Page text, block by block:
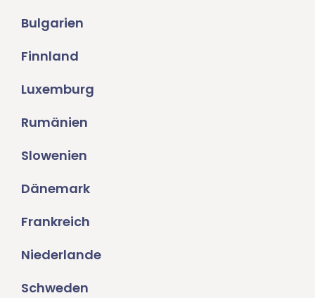
Bulgarien
Finnland
Luxemburg
Rumänien
Slowenien
Dänemark
Frankreich
Niederlande
Schweden